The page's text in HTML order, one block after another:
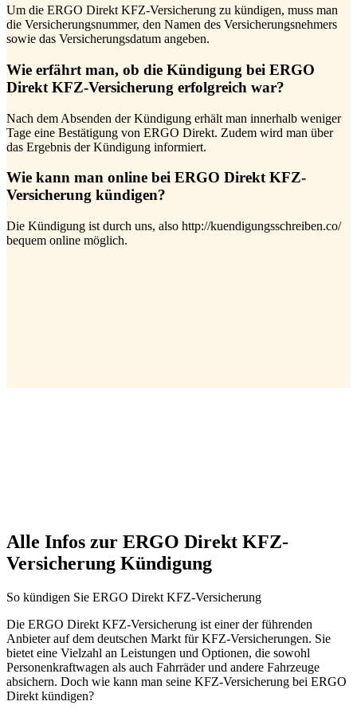
Um die ERGO Direkt KFZ-Versicherung zu kündigen, muss man
die Versicherungsnummer, den Namen des Versicherungsnehmers
sowie das Versicherungsdatum angeben.
Wie erfährt man, ob die Kündigung bei ERGO
Direkt KFZ-Versicherung erfolgreich war?
Nach dem Absenden der Kündigung erhält man innerhalb weniger
Tage eine Bestätigung von ERGO Direkt. Zudem wird man über
das Ergebnis der Kündigung informiert.
Wie kann man online bei ERGO Direkt KFZ-
Versicherung kündigen?
Die Kündigung ist durch uns, also http://kuendigungsschreiben.co/
bequem online möglich.
Alle Infos zur ERGO Direkt KFZ-
Versicherung Kündigung
So kündigen Sie ERGO Direkt KFZ-Versicherung
Die ERGO Direkt KFZ-Versicherung ist einer der führenden
Anbieter auf dem deutschen Markt für KFZ-Versicherungen. Sie
bietet eine Vielzahl an Leistungen und Optionen, die sowohl
Personenkraftwagen als auch Fahrräder und andere Fahrzeuge
absichern. Doch wie kann man seine KFZ-Versicherung bei ERGO
Direkt kündigen?